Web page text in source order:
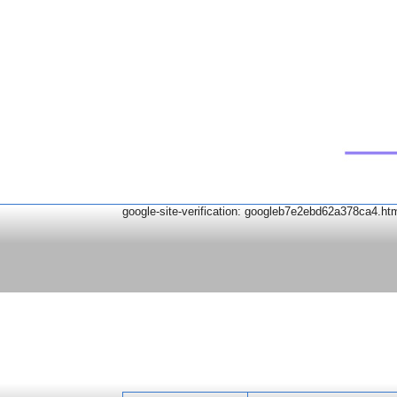
google-site-verification: